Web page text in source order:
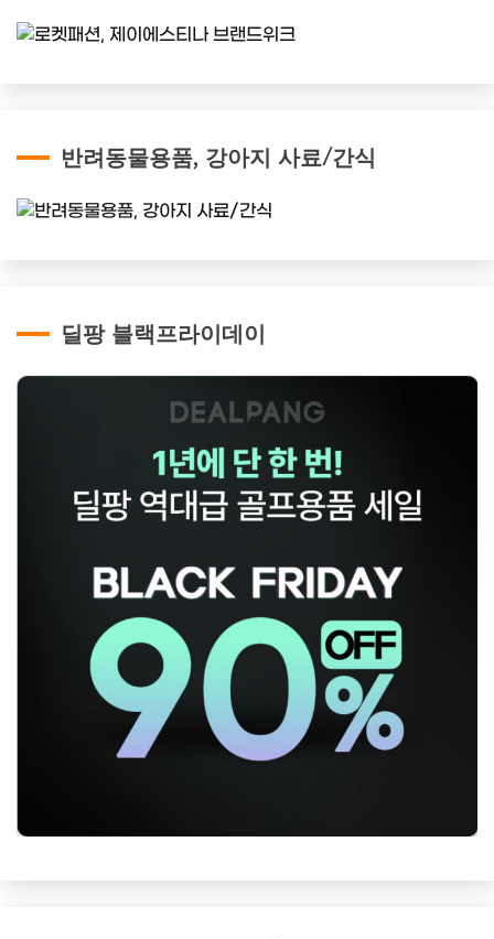
반려동물용품, 강아지 사료/간식
딜팡 블랙프라이데이